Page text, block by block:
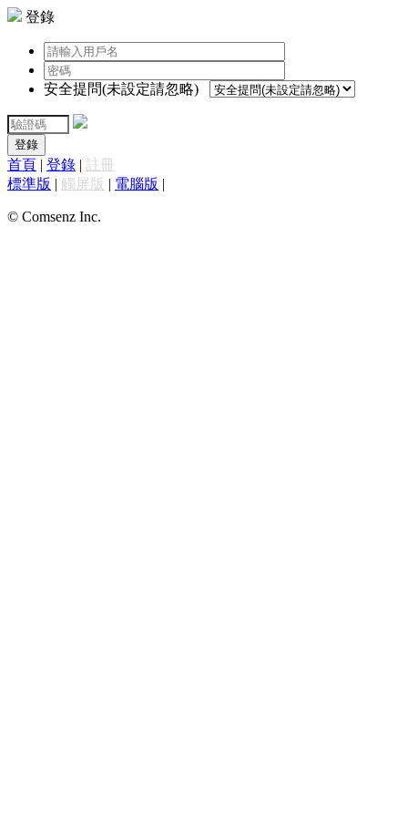
登錄
安全提問(未設定請忽略)
登錄
首頁 | 登錄 | 註冊
標準版 | 觸屏版 | 電腦版 |
© Comsenz Inc.